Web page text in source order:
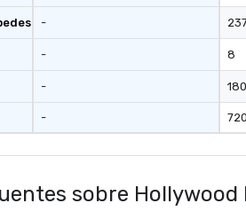
-
-
-
-
8
sobre Hollywood